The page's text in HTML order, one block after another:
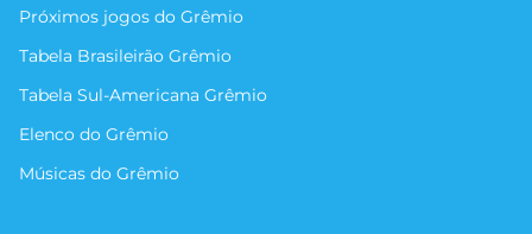
Próximos jogos do Grêmio
Tabela Brasileirão Grêmio
Tabela Sul-Americana Grêmio
Elenco do Grêmio
Músicas do Grêmio